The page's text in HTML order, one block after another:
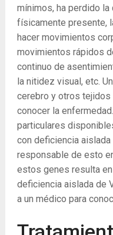
mínimos, ha perdido
físicamente presente,
hacer movimientos
movimientos rápidos
continuo de
la nitidez visual, etc.
cerebro y otros
conocer la
particulares
con deficiencia aislada
responsable de esto
estos genes resulta
deficiencia aislada de
a un médico para